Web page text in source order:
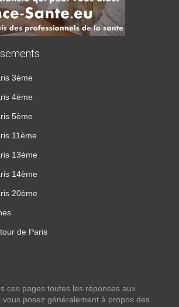
3ème
4ème
5ème
11ème
13ème
14ème
20ème
de Paris
ces pages toutes les réponses aux
posez généralement à propos des